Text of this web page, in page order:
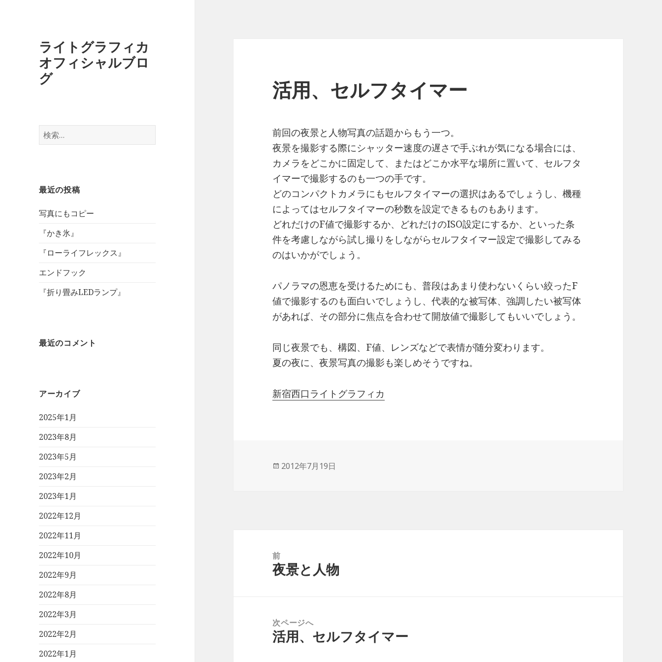
ライトグラフィカ
オフィシャルブロ
グ
検
索:
最近の投稿
写真にもコピー
『かき氷』
『ローライフレックス』
エンドフック
『折り畳みLEDランプ』
最近のコメント
アーカイブ
2025年1月
2023年8月
2023年5月
2023年2月
2023年1月
2022年12月
2022年11月
2022年10月
2022年9月
2022年8月
2022年3月
2022年2月
2022年1月
活用、セルフタイマー
前回の夜景と人物写真の話題からもう一つ。
夜景を撮影する際にシャッター速度の遅さで手ぶれが気になる場合には、
カメラをどこかに固定して、またはどこか水平な場所に置いて、セルフタ
イマーで撮影するのも一つの手です。
どのコンパクトカメラにもセルフタイマーの選択はあるでしょうし、機種
によってはセルフタイマーの秒数を設定できるものもあります。
どれだけのF値で撮影するか、どれだけのISO設定にするか、といった条
件を考慮しながら試し撮りをしながらセルフタイマー設定で撮影してみる
のはいかがでしょう。
パノラマの恩恵を受けるためにも、普段はあまり使わないくらい絞ったF
値で撮影するのも面白いでしょうし、代表的な被写体、強調したい被写体
があれば、その部分に焦点を合わせて開放値で撮影してもいいでしょう。
同じ夜景でも、構図、F値、レンズなどで表情が随分変わります。
夏の夜に、夜景写真の撮影も楽しめそうですね。
新宿西口ライトグラフィカ
投
2012年7月19日
前
前
夜景と人物
次ページへ
次
活用、セルフタイマー